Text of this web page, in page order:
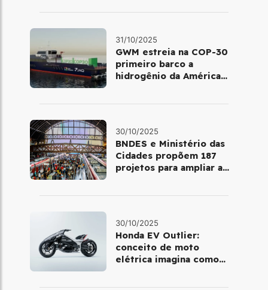
31/10/2025
GWM estreia na COP-30
primeiro barco a
hidrogênio da América
30/10/2025
BNDES e Ministério das
Cidades propõem 187
projetos para ampliar a
30/10/2025
Honda EV Outlier:
conceito de moto
elétrica imagina como